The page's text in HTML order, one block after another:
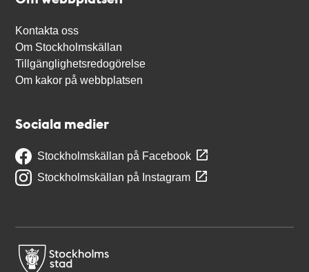
Kontakta oss
Om Stockholmskällan
Tillgänglighetsredogörelse
Om kakor på webbplatsen
Sociala medier
Stockholmskällan på Facebook
Stockholmskällan på Instagram